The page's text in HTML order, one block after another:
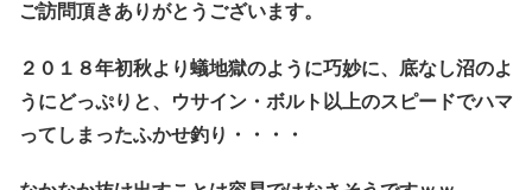
ご訪問頂きありがとうございます。
２０１８年初秋より蟻地獄のように巧妙に、底なし沼のよ
うにどっぷりと、ウサイン・ボルト以上のスピードでハマ
ってしまったふかせ釣り・・・・